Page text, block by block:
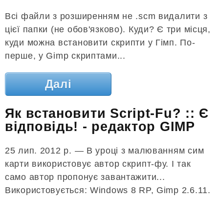
Всі файли з розширенням не .scm видалити з
цієї папки (не обов'язково). Куди? Є три місця,
куди можна встановити скрипти у Гімп. По-
перше, у Gimp скриптами...
Далі
Як встановити Script-Fu? :: Є
відповідь! - редактор GIMP
25 лип. 2012 р. — В уроці з малюванням сим
карти використовує автор скрипт-фу. І так
само автор пропонує завантажити...
Використовується: Windows 8 RP, Gimp 2.6.11.